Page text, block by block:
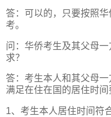
答：可以的，只要按照
考。
问：华侨考生及其父母
求？
答：考生本人和其父母
满足在住在国的居住时间
1、考生本人居住时间符